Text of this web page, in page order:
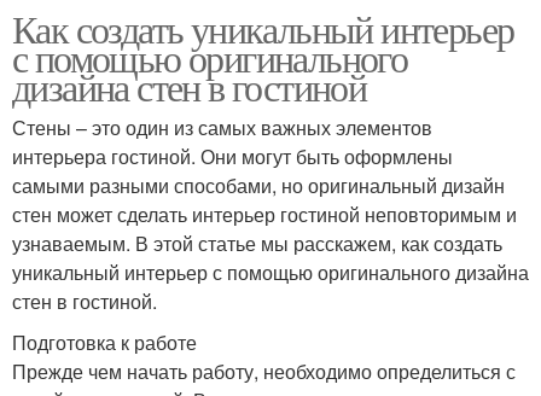
Как создать уникальный интерьер
с помощью оригинального
дизайна стен в гостиной
Стены – это один из самых важных элементов
интерьера гостиной. Они могут быть оформлены
самыми разными способами, но оригинальный дизайн
стен может сделать интерьер гостиной неповторимым и
узнаваемым. В этой статье мы расскажем, как создать
уникальный интерьер с помощью оригинального дизайна
стен в гостиной.
Подготовка к работе
Прежде чем начать работу, необходимо определиться с